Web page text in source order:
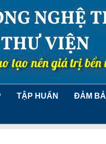
TẬP HUẤN ĐẢM